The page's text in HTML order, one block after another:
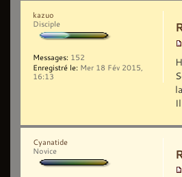
kazuo
Disciple
Messages: 152
Enregistré le: Mer 18 Fév 2015,
16:13
Cyanatide
Novice